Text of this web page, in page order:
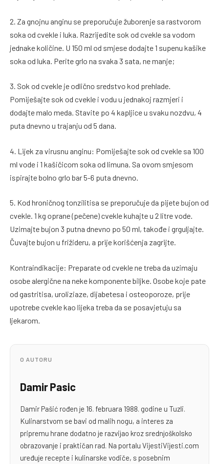
2. Za gnojnu anginu se preporučuje žuborenje sa rastvorom
soka od cvekle i luka. Razrijedite sok od cvekle sa vodom
jednake količine. U 150 ml od smjese dodajte 1 supenu kašike
soka od luka. Perite grlo na svaka 3 sata, ne manje;
3. Sok od cvekle je odlično sredstvo kod prehlade.
Pomiješajte sok od cvekle i vodu u jednakoj razmjeri i
dodajte malo meda. Stavite po 4 kapljice u svaku nozdvu, 4
puta dnevno u trajanju od 5 dana.
4. Lijek za virusnu anginu: Pomiješajte sok od cvekle sa 100
ml vode i 1 kašičicom soka od limuna. Sa ovom smjesom
ispirajte bolno grlo bar 5-6 puta dnevno.
5. Kod hroničnog tonzilitisa se preporučuje da pijete bujon od
cvekle. 1 kg oprane (pečene) cvekle kuhajte u 2 litre vode.
Uzimajte bujon 3 putna dnevno po 50 ml, takođe i grguljajte.
Čuvajte bujon u frižideru, a prije korišćenja zagrijte.
Kontraindikacije: Preparate od cvekle ne treba da uzimaju
osobe alergične na neke komponente biljke. Osobe koje pate
od gastritisa, uroliziaze, dijabetesa i osteoporoze, prije
upotrebe cvekle kao lijeka treba da se posavjetuju sa
ljekarom.
O AUTORU
Damir Pasic
Damir Pašić rođen je 16. februara 1988. godine u Tuzli.
Kulinarstvom se bavi od malih nogu, a interes za
pripremu hrane dodatno je razvijao kroz srednjoškolsko
obrazovanje i praktičan rad. Na portalu VijestiVijesti.com
uređuje recepte i kulinarske vodiče, s posebnim